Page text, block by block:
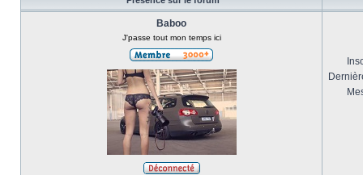
Baboo
J'passe tout mon temps ici